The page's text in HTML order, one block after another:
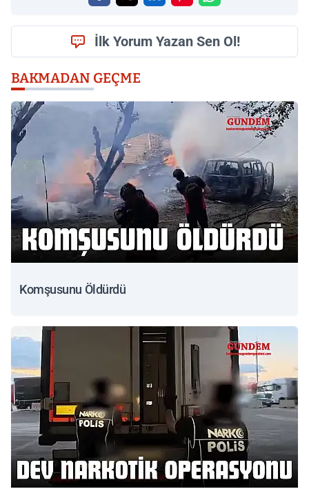
İlk Yorum Yazan Sen Ol!
BAKMADAN GEÇME
Komşusunu Öldürdü